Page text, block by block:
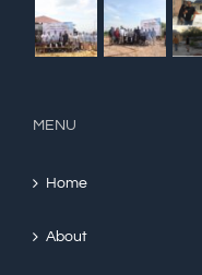
MENU
Home
About